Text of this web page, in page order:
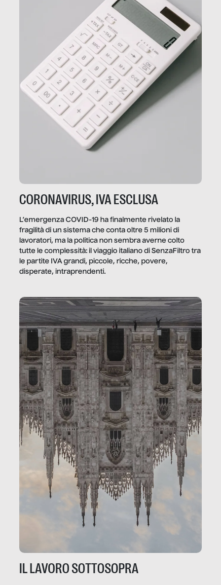
CORONAVIRUS, IVA ESCLUSA
L’emergenza COVID-19 ha finalmente rivelato la
fragilità di un sistema che conta oltre 5 milioni di
lavoratori, ma la politica non sembra averne colto
tutte le complessità: il viaggio italiano di SenzaFiltro tra
le partite IVA grandi, piccole, ricche, povere,
disperate, intraprendenti.
IL LAVORO SOTTOSOPRA